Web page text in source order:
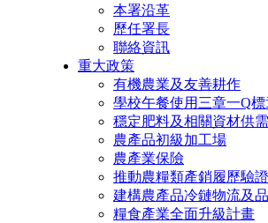
本署沿革
歷任署長
聯絡資訊
重大政策
有機農業及友善耕作
學校午餐使用三章一Q
穩定肥料及相關資材供
農產品初級加工場
農產業保險
推動農糧類產銷履歷驗
建構農產品冷鏈物流及
糧食產業全面升級計畫